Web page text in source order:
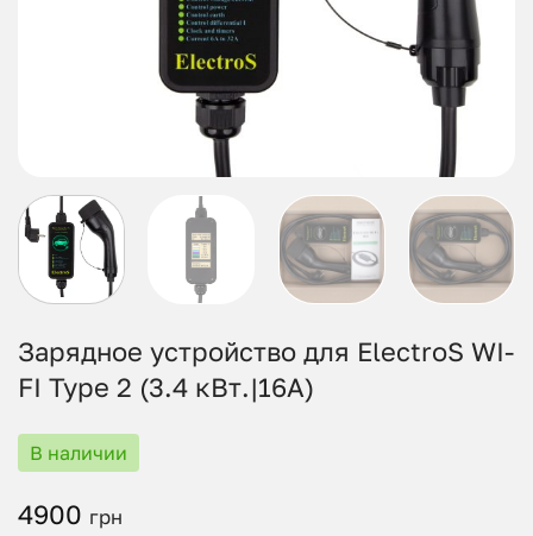
Зарядное устройство для ElectroS WI-
FI Type 2 (3.4 кВт.|16А)
В наличии
4900 грн